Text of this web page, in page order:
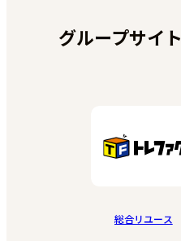
グループサイト
総合リユース